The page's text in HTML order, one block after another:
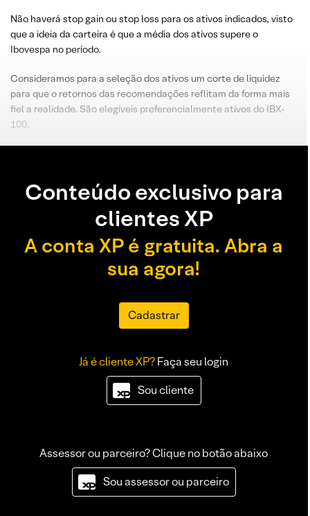
Não haverá stop gain ou stop loss para os ativos indicados, visto
que a ideia da carteira é que a média dos ativos supere o
Ibovespa no período.
Consideramos para a seleção dos ativos um corte de liquidez
para que o retornos das recomendações reflitam da forma mais
fiel a realidade. São elegíveis preferencialmente ativos do IBX-
100.
Conteúdo exclusivo para
clientes XP
A conta XP é gratuita. Abra a
sua agora!
Cadastrar
Já é cliente XP?Faça seu login
Sou cliente
Assessor ou parceiro? Clique no botão abaixo
Sou assessor ou parceiro